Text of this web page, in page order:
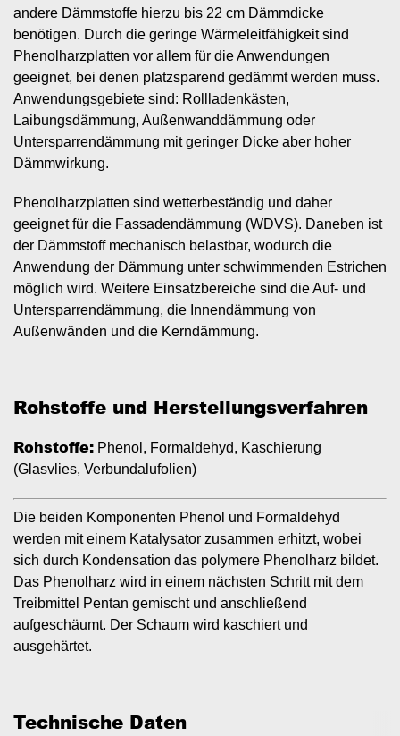
andere Dämmstoffe hierzu bis 22 cm Dämmdicke
benötigen. Durch die geringe Wärmeleitfähigkeit sind
Phenolharzplatten vor allem für die Anwendungen
geeignet, bei denen platzsparend gedämmt werden muss.
Anwendungsgebiete sind: Rollladenkästen,
Laibungsdämmung, Außenwanddämmung oder
Untersparrendämmung mit geringer Dicke aber hoher
Dämmwirkung.
Phenolharzplatten sind wetterbeständig und daher
geeignet für die Fassadendämmung (WDVS). Daneben ist
der Dämmstoff mechanisch belastbar, wodurch die
Anwendung der Dämmung unter schwimmenden Estrichen
möglich wird. Weitere Einsatzbereiche sind die Auf- und
Untersparrendämmung, die Innendämmung von
Außenwänden und die Kerndämmung.
Rohstoffe und Herstellungsverfahren
Rohstoffe: Phenol, Formaldehyd, Kaschierung
(Glasvlies, Verbundalufolien)
Die beiden Komponenten Phenol und Formaldehyd
werden mit einem Katalysator zusammen erhitzt, wobei
sich durch Kondensation das polymere Phenolharz bildet.
Das Phenolharz wird in einem nächsten Schritt mit dem
Treibmittel Pentan gemischt und anschließend
aufgeschäumt. Der Schaum wird kaschiert und
ausgehärtet.
Technische Daten